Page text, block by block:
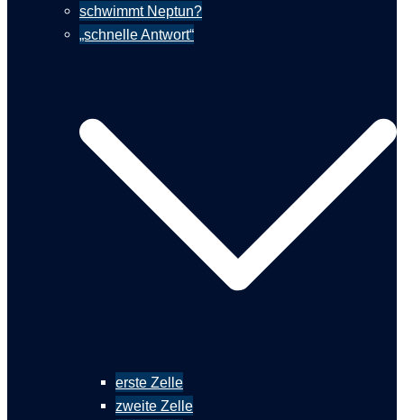
schwimmt Neptun?
„schnelle Antwort“
erste Zelle
zweite Zelle